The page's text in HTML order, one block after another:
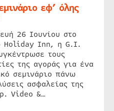
εφ’ όλης
26 Ιουνίου στο
Holiday Inn, η G.I.
τους
της αγοράς για ένα
σεμινάριο πάνω
ασφαλείας της
Video &…